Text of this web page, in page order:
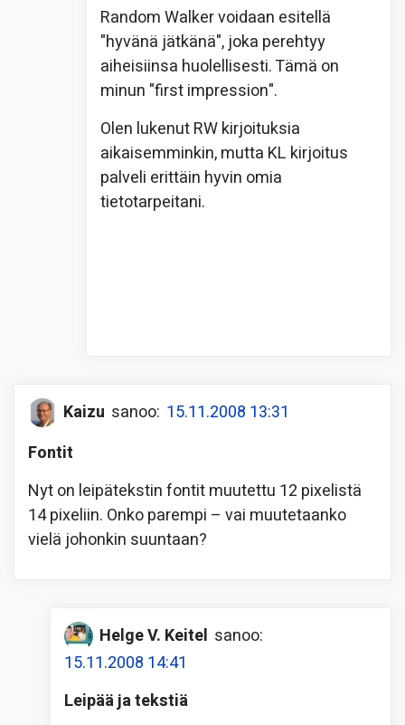
Random Walker voidaan esitellä
"hyvänä jätkänä", joka perehtyy
aiheisiinsa huolellisesti. Tämä on
minun "first impression".
Olen lukenut RW kirjoituksia
aikaisemminkin, mutta KL kirjoitus
palveli erittäin hyvin omia
tietotarpeitani.
Kaizu sanoo: 15.11.2008 13:31
Fontit
Nyt on leipätekstin fontit muutettu 12 pixelistä
14 pixeliin. Onko parempi – vai muutetaanko
vielä johonkin suuntaan?
Helge V. Keitel sanoo:
15.11.2008 14:41
Leipää ja tekstiä